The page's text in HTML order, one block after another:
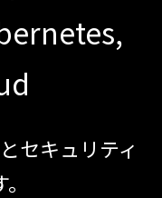
セキュリティ